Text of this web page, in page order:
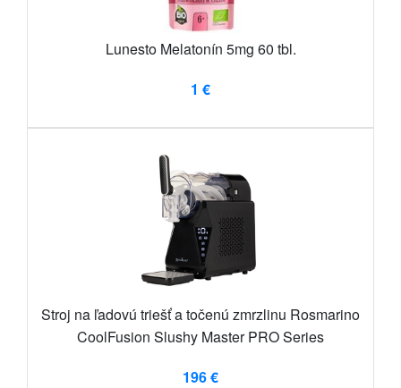
Lunesto Melatonín 5mg 60 tbl.
1 €
Stroj na ľadovú triešť a točenú zmrzlinu Rosmarino
CoolFusion Slushy Master PRO Series
196 €